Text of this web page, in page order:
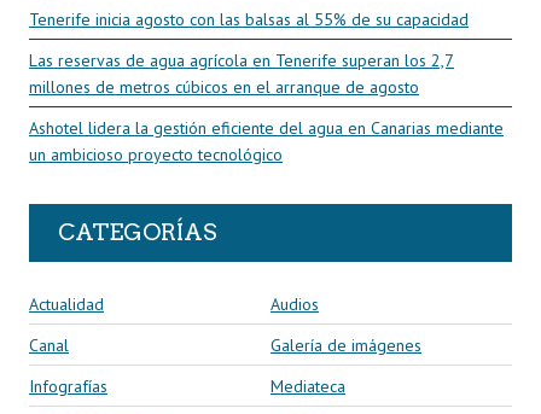
Tenerife inicia agosto con las balsas al 55% de su capacidad
Las reservas de agua agrícola en Tenerife superan los 2,7
millones de metros cúbicos en el arranque de agosto
Ashotel lidera la gestión eficiente del agua en Canarias mediante
un ambicioso proyecto tecnológico
CATEGORÍAS
Actualidad
Audios
Canal
Galería de imágenes
Infografías
Mediateca